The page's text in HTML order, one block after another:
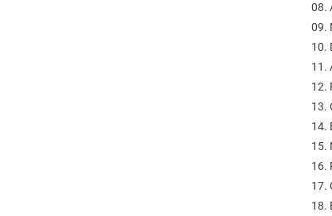
08.
09.
10.
11.
12.
13.
14.
15.
16.
17.
18.